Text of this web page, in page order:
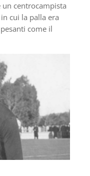
un centrocampista
cui la palla era
come il